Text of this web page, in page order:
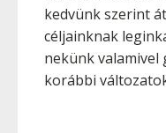
kedvünk szerint
céljainknak
nekünk
korábbi